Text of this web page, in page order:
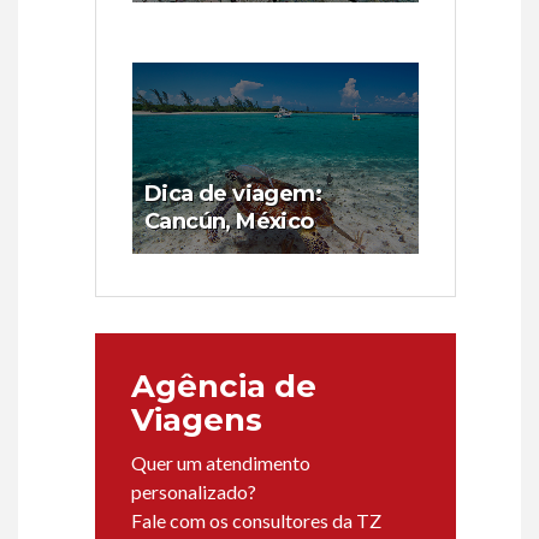
Dica de viagem:
Cancún, México
Agência de
Viagens
Quer um atendimento
personalizado?
Fale com os consultores da TZ